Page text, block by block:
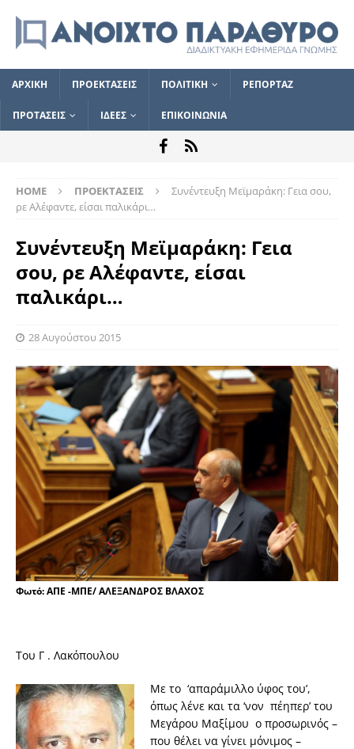
ΑΡΧΙΚΗ ΠΡΟΕΚΤΑΣΕΙΣ ΠΟΛΙΤΙΚΗ ΡΕΠΟΡΤΑΖ
ΠΡΟΤΑΣΕΙΣ ΙΔΕΕΣ ΕΠΙΚΟΙΝΩΝΙΑ
HOME ΠΡΟΕΚΤΑΣΕΙΣ
Συνέντευξη Μεϊμαράκη: Γεια σου,
ρε Αλέφαντε, είσαι παλικάρι…
Συνέντευξη Μεϊμαράκη: Γεια
σου, ρε Αλέφαντε, είσαι
παλικάρι…
28 Αυγούστου 2015
Φωτό: ΑΠΕ -ΜΠΕ/ ΑΛΕΞΑΝΔΡΟΣ ΒΛΑΧΟΣ
Του Γ . Λακόπουλου
Με το ‘απαράμιλλο ύφος του’,
όπως λένε και τα ‘νον πέηπερ’ του
Μεγάρου Μαξίμου ο προσωρινός –
που θέλει να γίνει μόνιμος –